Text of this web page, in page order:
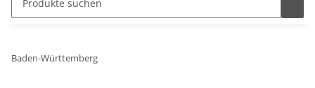
Baden-Württemberg